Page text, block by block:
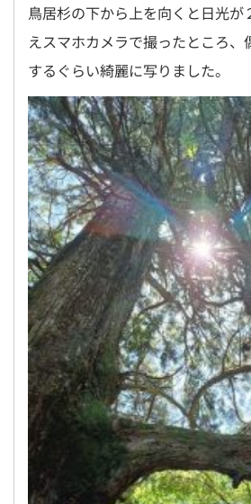
鳥居杉の下から上を向くと日光が
えスマホカメラで撮ったところ、
するぐらい綺麗に写りました。